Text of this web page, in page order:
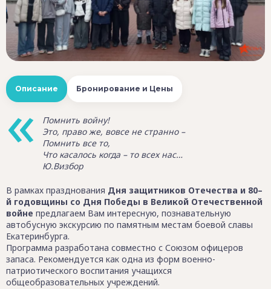
Описание Бронирование и Цены
Помнить войну!
Это, право же, вовсе не странно –
Помнить все то,
Что касалось когда – то всех нас…
Ю.Визбор
В рамках празднования Дня защитников Отечества и 80–
й годовщины со Дня Победы в Великой Отечественной
войне предлагаем Вам интересную, познавательную
автобусную экскурсию по памятным местам боевой славы
Екатеринбурга.
Программа разработана совместно с Союзом офицеров
запаса. Рекомендуется как одна из форм военно-
патриотического воспитания учащихся
общеобразовательных учреждений.